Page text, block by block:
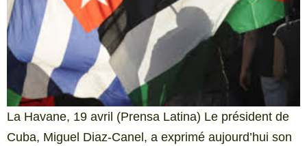
La Havane, 19 avril (Prensa Latina) Le président de
Cuba, Miguel Diaz-Canel, a exprimé aujourd’hui son